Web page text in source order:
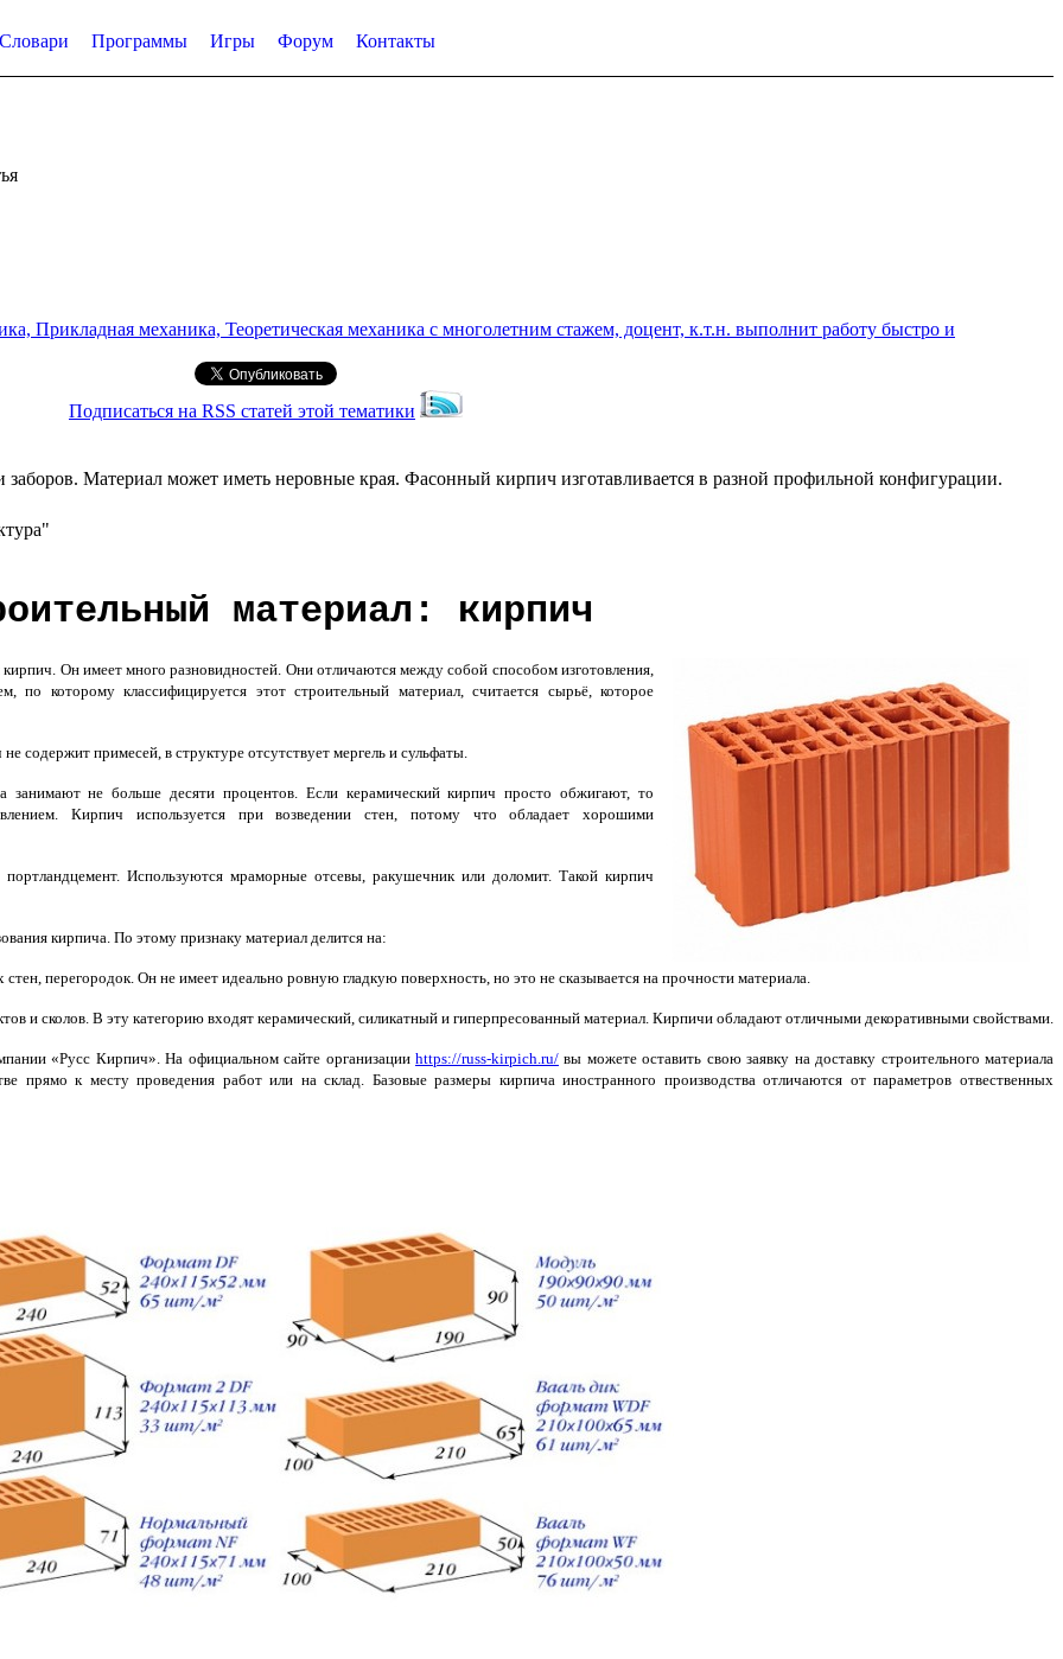
Словари Программы Игры Форум Контакты
Прикладная механика, Теоретическая механика с многолетним стажем, доцент, к.т.н. выполнит работу быстро и
Подписаться на RSS статей этой тематики
Материал может иметь неровные края. Фасонный кирпич изготавливается в разной профильной конфигурации.
материал: кирпич
Он имеет много разновидностей. Они отличаются между собой способом изготовления,
которому классифицируется этот строительный материал, считается сырьё, которое
содержит примесей, в структуре отсутствует мергель и сульфаты.
занимают не больше десяти процентов. Если керамический кирпич просто обжигают, то
Кирпич используется при возведении стен, потому что обладает хорошими
Используются мраморные отсевы, ракушечник или доломит. Такой кирпич
кирпича. По этому признаку материал делится на:
перегородок. Он не имеет идеально ровную гладкую поверхность, но это не сказывается на прочности материала.
и сколов. В эту категорию входят керамический, силикатный и гиперпресованный материал. Кирпичи обладают отличными декоративными свойствами.
«Русс Кирпич». На официальном сайте организации https://russ-kirpich.ru/ вы можете оставить свою заявку на доставку строительного материала
прямо к месту проведения работ или на склад. Базовые размеры кирпича иностранного производства отличаются от параметров отвественных